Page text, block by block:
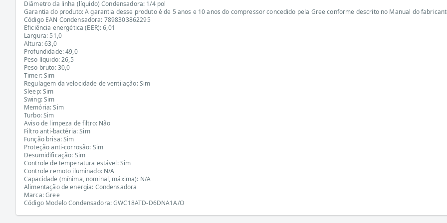
Diâmetro da linha (líquido) Condensadora: 1/4 pol
Garantia do produto: A garantia desse produto é de 5 anos e 10 anos do compressor concedido pela Gree conforme descrito no Manual do
Código EAN Condensadora: 7898303862295
Eficiência energética (EER): 6,01
Largura: 51,0
Altura: 63,0
Profundidade: 49,0
Peso líquido: 26,5
Peso bruto: 30,0
Timer: Sim
Regulagem da velocidade de ventilação: Sim
Sleep: Sim
Swing: Sim
Memória: Sim
Turbo: Sim
Aviso de limpeza de filtro: Não
Filtro anti-bactéria: Sim
Função brisa: Sim
Proteção anti-corrosão: Sim
Desumidificação: Sim
Controle de temperatura estável: Sim
Controle remoto iluminado: N/A
Capacidade (mínima, nominal, máxima): N/A
Alimentação de energia: Condensadora
Marca: Gree
Código Modelo Condensadora: GWC18ATD-D6DNA1A/O